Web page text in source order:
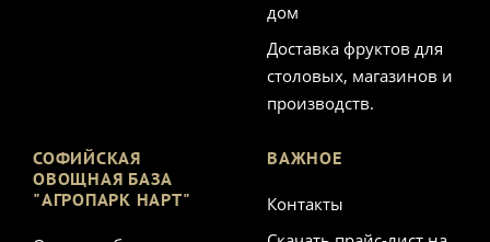
дом
Доставка фруктов для
столовых, магазинов и
производств.
СОФИЙСКАЯ
ОВОЩНАЯ БАЗА
"АГРОПАРК НАРТ"
ВАЖНОЕ
Контакты